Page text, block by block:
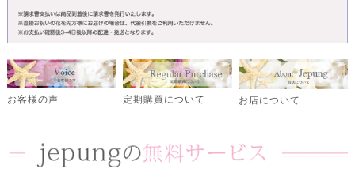
お客様の声 定期購買について お店について